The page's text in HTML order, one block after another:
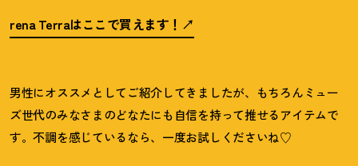
rena Terraはここで買えます ！
男性にオススメとしてご紹介してきましたが、もちろんミュー
ズ世代のみなさまのどなたにも自信を持って推せるアイテムで
す。不調を感じているなら、一度お試しくださいね♡